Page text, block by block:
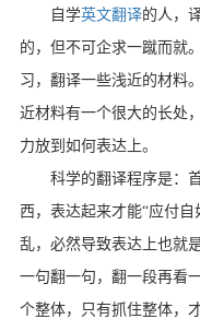
自学英文翻译的人，
的，但不可企求一蹴而就
习，翻译一些浅近的材料
近材料有一个很大的长处
力放到如何表达上。
科学的翻译程序是：
西，表达起来才能“应付自
乱，必然导致表达上也就
一句翻一句，翻一段再看
个整体，只有抓住整体，